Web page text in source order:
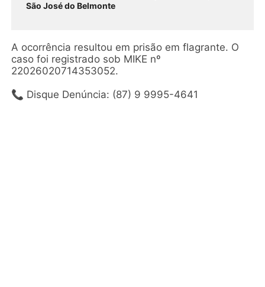
São José do Belmonte
A ocorrência resultou em prisão em flagrante. O
caso foi registrado sob MIKE nº
22026020714353052.
📞 Disque Denúncia: (87) 9 9995-4641